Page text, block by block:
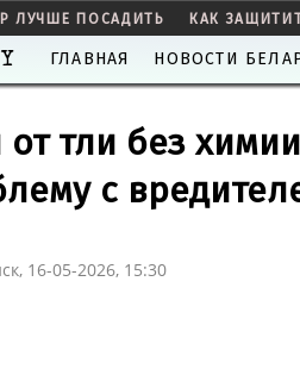
ЛУЧШЕ ПОСАДИТЬ КАК
ГЛАВНАЯ НОВОСТИ
от тли без
с
16-05-2026, 15:30